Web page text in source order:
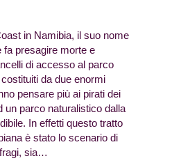
in Namibia, il suo nome
fa presagire morte e
di accesso al parco
da due enormi
pensare più ai pirati dei
un parco naturalistico dalla
In effetti questo tratto
è stato lo scenario di
sia…